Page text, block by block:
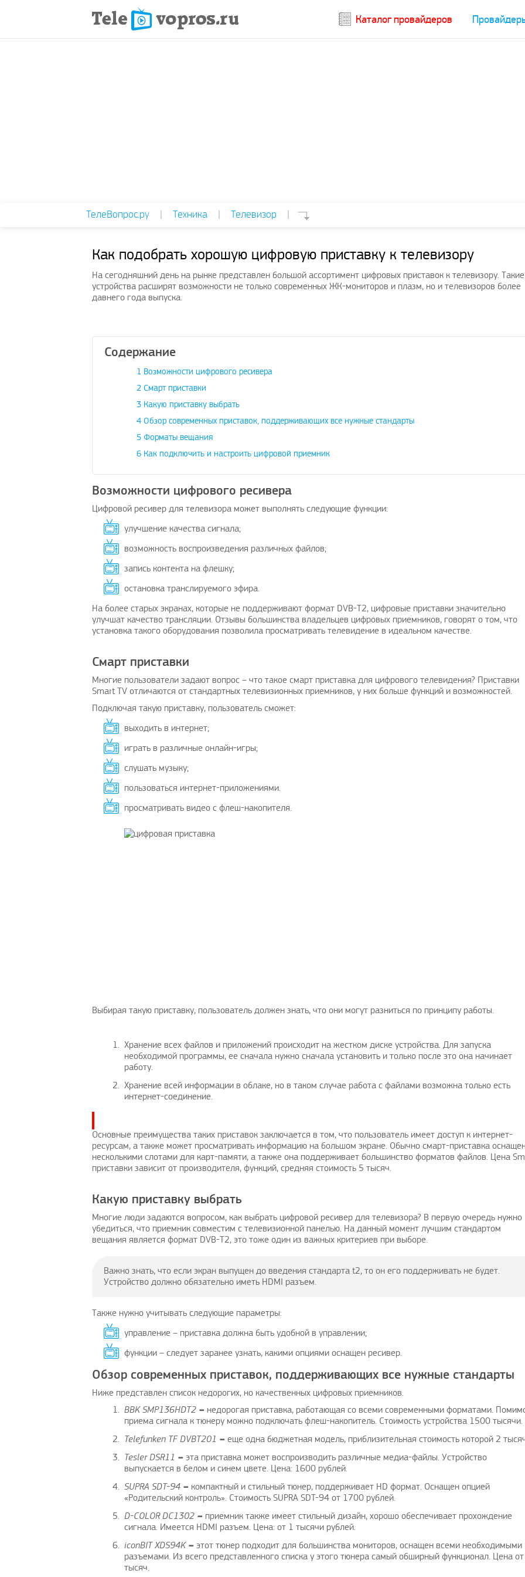
Каталог провайдеров
ТелеВопрос.ру | Техника | Телевизор |
Дадада проверьте
А изображения то на
Как подобрать хорошую цифровую приставку к телевизору
На сегодняшний день на рынке представлен большой ассортимент цифровых приставок к телевизору. Такие
устройства расширят возможности не только современных ЖК-мониторов и плазм, но и телевизоров более
давнего года выпуска.
Содержание
1 Возможности цифрового ресивера
2 Смарт приставки
3 Какую приставку выбрать
4 Обзор современных приставок, поддерживающих все нужные стандарты
5 Форматы вещания
6 Как подключить и настроить цифровой приемник
Возможности цифрового ресивера
Цифровой ресивер для телевизора может выполнять следующие функции:
улучшение качества сигнала;
возможность воспроизведения различных файлов;
запись контента на флешку;
остановка транслируемого эфира.
На более старых экранах, которые не поддерживают формат DVB-T2, цифровые приставки значительно
улучшат качество трансляции. Отзывы большинства владельцев цифровых приемников, говорят о том, что
установка такого оборудования позволила просматривать телевидение в идеальном качестве.
Смарт приставки
Многие пользователи задают вопрос – что такое смарт приставка для цифрового телевидения? Приставки
Smart TV отличаются от стандартных телевизионных приемников, у них больше функций и возможностей.
Подключая такую приставку, пользователь сможет:
выходить в интернет;
играть в различные онлайн-игры;
слушать музыку;
пользоваться интернет-приложениями.
просматривать видео с флеш-накопителя.
Выбирая такую приставку, пользователь должен знать, что они могут разниться по принципу работы.
Хранение всех файлов и приложений происходит на жестком диске устройства. Для запуска
необходимой программы, ее сначала нужно сначала установить и только после это она начинает
работу.
Хранение всей информации в облаке, но в таком случае работа с файлами возможна только есть
интернет-соединение.
Основные преимущества таких приставок заключается в том, что пользователь имеет доступ к интернет-
ресурсам, а также может просматривать информацию на большом экране. Обычно смарт-приставка
несколькими слотами для карт-памяти, а также она поддерживает большинство форматов файлов. Цена
приставки зависит от производителя, функций, средняя стоимость 5 тысяч.
Какую приставку выбрать
Многие люди задаются вопросом, как выбрать цифровой ресивер для телевизора? В первую очередь нужно
убедиться, что приемник совместим с телевизионной панелью. На данный момент лучшим стандартом
вещания является формат DVB-T2, это тоже один из важных критериев при выборе.
Важно знать, что если экран выпущен до введения стандарта t2, то он его поддерживать не будет.
Устройство должно обязательно иметь HDMI разъем.
Также нужно учитывать следующие параметры:
управление – приставка должна быть удобной в управлении;
функции – следует заранее узнать, какими опциями оснащен ресивер.
Обзор современных приставок, поддерживающих все нужные стандарты
Ниже представлен список недорогих, но качественных цифровых приемников.
BBK SMP136HDT2 – недорогая приставка, работающая со всеми современными форматами.
приема сигнала к тюнеру можно подключать флеш-накопитель. Стоимость устройства 1500 тысячи.
Telefunken TF DVBT201 – еще одна бюджетная модель, приблизительная стоимость которой 2
Tesler DSR11 – эта приставка может воспроизводить различные медиа-файлы. Устройство
выпускается в белом и синем цвете. Цена: 1600 рублей.
SUPRA SDT-94 – компактный и стильный тюнер, поддерживает HD формат. Оснащен опцией
«Родительский контроль». Стоимость SUPRA SDT-94 от 1700 рублей.
D-COLOR DC1302 – приемник также имеет стильный дизайн, хорошо обеспечивает прохождение
сигнала. Имеется HDMI разъем. Цена: от 1 тысячи рублей.
iconBIT XDS94K– этот тюнер подходит для большинства мониторов, оснащен всеми необходимыми
разъемами. Из всего представленного списка у этого тюнера самый обширный функционал. Цена
тысяч.